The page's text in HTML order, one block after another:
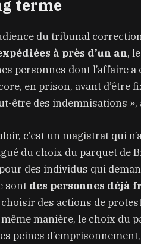
terme
du tribunal
à près d’un an,
personnes dont l’affaire
en prison, avant d’être
être des indemnisations
c’est un magistrat qui
du choix du parquet de
des individus qui
sontdes personnes déjà
des actions de
même manière, le choix du
peines